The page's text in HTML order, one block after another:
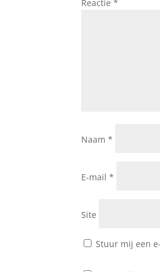
Reactie*
Naam*
E-mail*
Site
Stuur mij een